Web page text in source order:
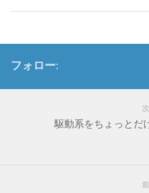
フォロー:
駆動系をちょっと